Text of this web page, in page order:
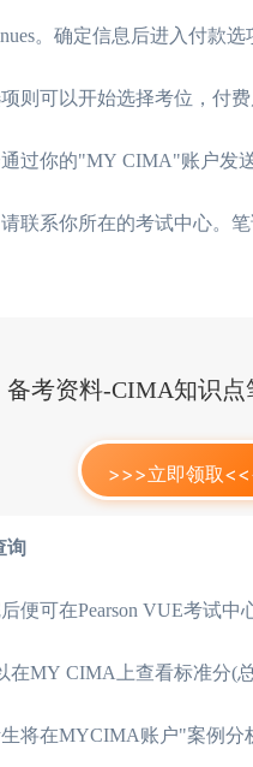
。确定信息后进入付款
则可以开始选择考位，付
过你的"MY CIMA"账户发
联系你所在的考试中心。
备考资料-CIMA知识点
>>>立即领取
询
便可在Pearson VUE考试
MY CIMA上查看标准分(
将在MYCIMA账户"案例分